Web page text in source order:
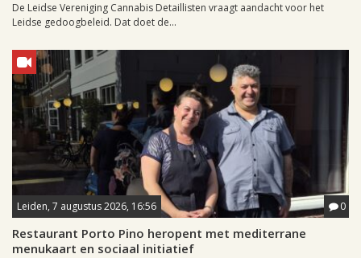
De Leidse Vereniging Cannabis Detaillisten vraagt aandacht voor het
Leidse gedoogbeleid. Dat doet de...
Leiden, 7 augustus 2026, 16:56 0
Restaurant Porto Pino heropent met mediterrane
menukaart en sociaal initiatief